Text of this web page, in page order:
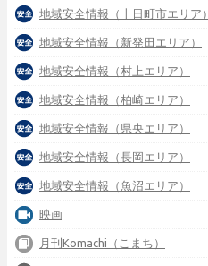
地域安全情報（十日町市エリア）
地域安全情報（新発田エリア）
地域安全情報（村上エリア）
地域安全情報（柏崎エリア）
地域安全情報（県央エリア）
地域安全情報（長岡エリア）
地域安全情報（魚沼エリア）
映画
月刊Komachi（こまち）